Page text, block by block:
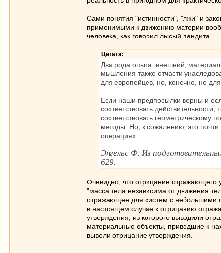
Сами понятия "истинности", "лжи" и
применимыми к движению материи
человека, как говорил лысый пандита.
Цитата:
Два рода опыта: внешний,
мышления также отчасти
для европейцев, но, конечно, не
Если наши предпосылки верны и
соответствовать
соответствовать геометрическому
методы. Но, к сожалению, это
операциях.
Энгельс Ф. Из
629.
Очевидно, что отрицание
"масса тела независима от движения
отражающее для систем с небольшими
в настоящем случае к отрицанию
утверждения, из которого выводили
материальные объекты, приведшие к
вывели отрицание утверждения.